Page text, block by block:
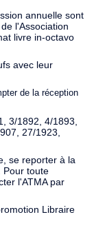
annuelle sont
l'Association
livre in-octavo
avec leur
de la réception
3/1892, 4/1893,
27/1923,
se reporter à la
Pour toute
l'ATMA par
Libraire